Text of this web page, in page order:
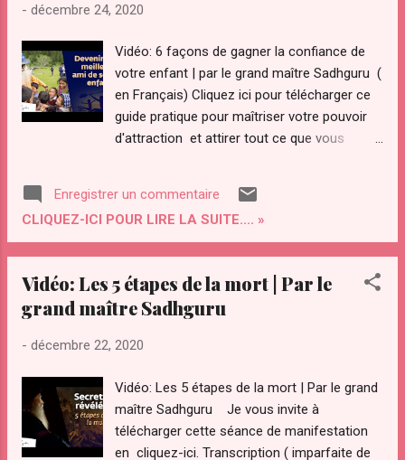
ou diriger rapidement, à la fois physiquement
vous avez des êtres humains
raisonnablement complet ils vont vivre leur
vie à plein en anglais le mot santé a la même
racine que entier ce qui veut dire Que ce
sentier en bonne, santé c'est d'être complet
- décembre 24, 2020
Vidéo: 6 façons de gagner la confiance de
votre enfant | par le grand maître Sadhguru (
en Français) Cliquez ici pour télécharger ce
guide pratique pour maîtriser votre pouvoir
d'attraction et attirer tout ce que vous
imparfaite de la vidéo) Le disque ce mot,
parentalité rang qui n'a commencé à circuler
en est il ya samad environ mais mes tours
dure: un certain john wall motte le compte de
rochester, ça dit quelque, chose d'important,
merveilleuse théorie sur la façon à être un
et toutes les théories ont disparu,
malheureusement c'est que par people on a
fait croire aux gens Que les enfants sont
Enregistrer un commentaire
CLIQUEZ-ICI POUR LIRE LA SUITE.... »
Vidéo: Les 5 étapes de la mort | Par le
grand maître Sadhguru
- décembre 22, 2020
Vidéo: Les 5 étapes de la mort | Par le grand
maître Sadhguru Je vous invite à
télécharger cette séance de manifestation
en cliquez-ici. Transcription ( imparfaite de